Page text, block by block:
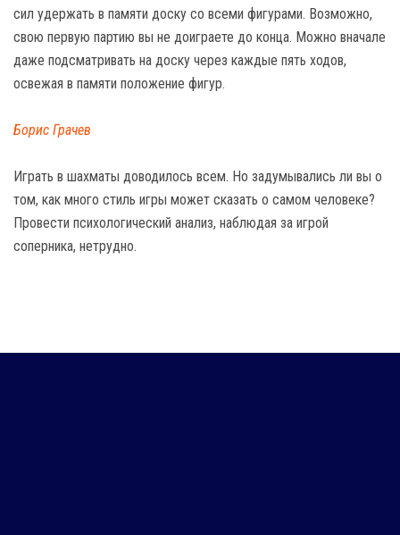
сил удержать в памяти доску со всеми фигурами. Возможно,
свою первую партию вы не доиграете до конца. Можно вначале
даже подсматривать на доску через каждые пять ходов,
освежая в памяти положение фигур.
Борис Грачев
Играть в шахматы доводилось всем. Но задумывались ли вы о
том, как много стиль игры может сказать о самом человеке?
Провести психологический анализ, наблюдая за игрой
соперника, нетрудно.